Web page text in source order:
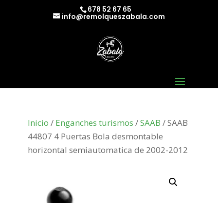
678 52 67 65
info@remolqueszabala.com
Inicio / Enganches turismos /SAAB / SAAB
44807 4 Puertas Bola desmontable
horizontal semiautomatica de 2002-2012